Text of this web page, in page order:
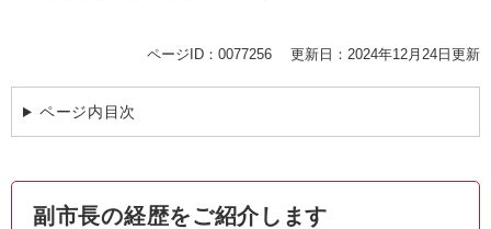
ページID：0077256 更新日：2024年12月24日更新
ページ内目次
副市長の経歴をご紹介します